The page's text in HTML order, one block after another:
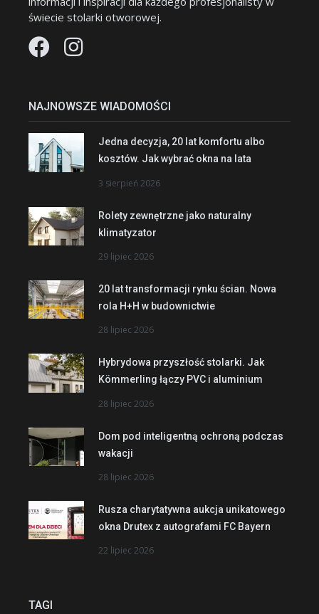
świecie stolarki otworowej.
NAJNOWSZE WIADOMOŚCI
Jedna decyzja, 20 lat komfortu albo
kosztów. Jak wybrać okna na lata
3 sierpień 2026
Rolety zewnętrzne jako naturalny
klimatyzator
29 lipiec 2026
20 lat transformacji rynku ścian. Nowa
rola H+H w budownictwie
28 lipiec 2026
Hybrydowa przyszłość stolarki. Jak
Kömmerling łączy PVC i aluminium
28 lipiec 2026
Dom pod inteligentną ochroną podczas
wakacji
28 lipiec 2026
Rusza charytatywna aukcja unikatowego
okna Drutex z autografami FC Bayern
22 lipiec 2026
TAGI